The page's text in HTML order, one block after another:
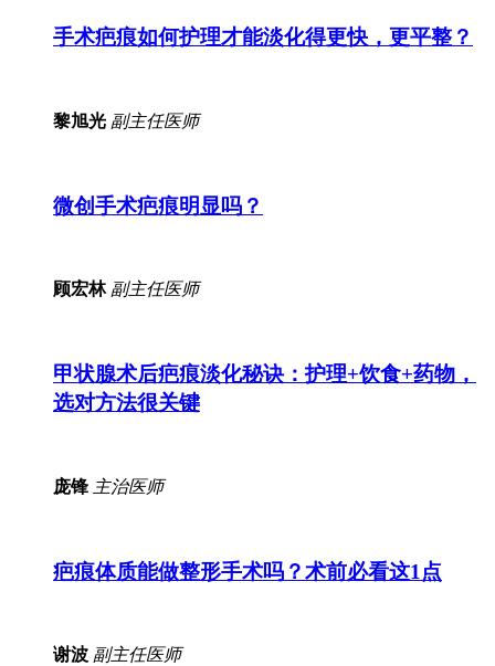
手术疤痕如何护理才能淡化得更快，更平整？
黎旭光 副主任医师
微创手术疤痕明显吗？
顾宏林 副主任医师
甲状腺术后疤痕淡化秘诀：护理+饮食+药物，
选对方法很关键
庞锋 主治医师
疤痕体质能做整形手术吗？术前必看这1点
谢波 副主任医师